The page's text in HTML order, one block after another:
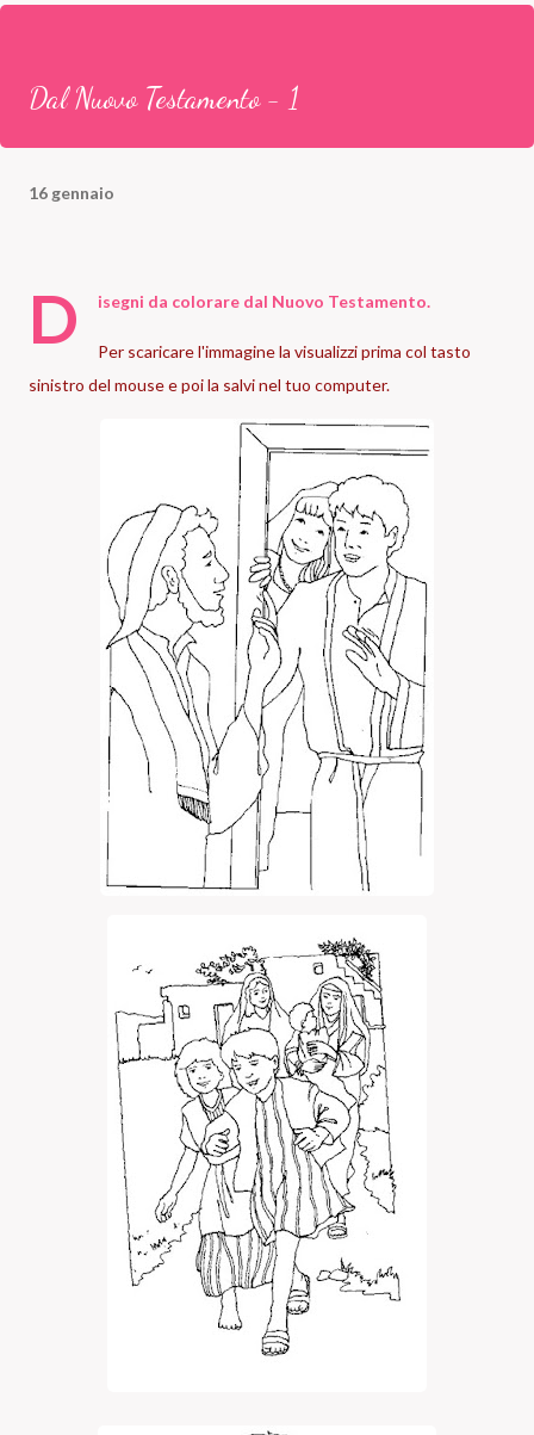
Dal Nuovo Testamento - 1
16 gennaio
D isegni da colorare dal Nuovo Testamento.
Per scaricare l'immagine la visualizzi prima col tasto
sinistro del mouse e poi la salvi nel tuo computer.